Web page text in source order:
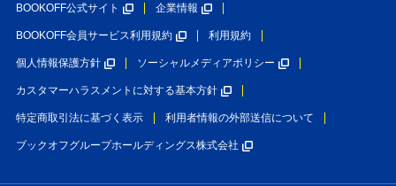
BOOKOFF公式サイト 企業情報
BOOKOFF会員サービス利用規約 利用規約
個人情報保護方針 ソーシャルメディアポリシー
カスタマーハラスメントに対する基本方針
特定商取引法に基づく表示 利用者情報の外部送信について
ブックオフグループホールディングス株式会社